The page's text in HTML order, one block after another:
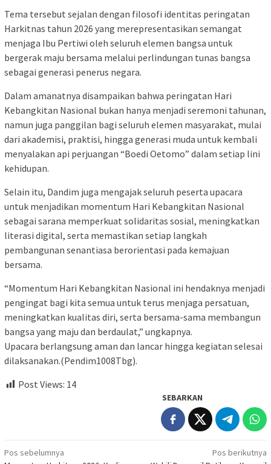
Tema tersebut sejalan dengan filosofi identitas peringatan
Harkitnas tahun 2026 yang merepresentasikan semangat
menjaga Ibu Pertiwi oleh seluruh elemen bangsa untuk
bergerak maju bersama melalui perlindungan tunas bangsa
sebagai generasi penerus negara.
Dalam amanatnya disampaikan bahwa peringatan Hari
Kebangkitan Nasional bukan hanya menjadi seremoni tahunan,
namun juga panggilan bagi seluruh elemen masyarakat, mulai
dari akademisi, praktisi, hingga generasi muda untuk kembali
menyalakan api perjuangan “Boedi Oetomo” dalam setiap lini
kehidupan.
Selain itu, Dandim juga mengajak seluruh peserta upacara
untuk menjadikan momentum Hari Kebangkitan Nasional
sebagai sarana memperkuat solidaritas sosial, meningkatkan
literasi digital, serta memastikan setiap langkah
pembangunan senantiasa berorientasi pada kemajuan
bersama.
“Momentum Hari Kebangkitan Nasional ini hendaknya menjadi
pengingat bagi kita semua untuk terus menjaga persatuan,
meningkatkan kualitas diri, serta bersama-sama membangun
bangsa yang maju dan berdaulat,” ungkapnya.
Upacara berlangsung aman dan lancar hingga kegiatan selesai
dilaksanakan.(Pendim1008Tbg).
Post Views: 14
SEBARKAN
Navigasi
Pos sebelumnya
Pos berikutnya